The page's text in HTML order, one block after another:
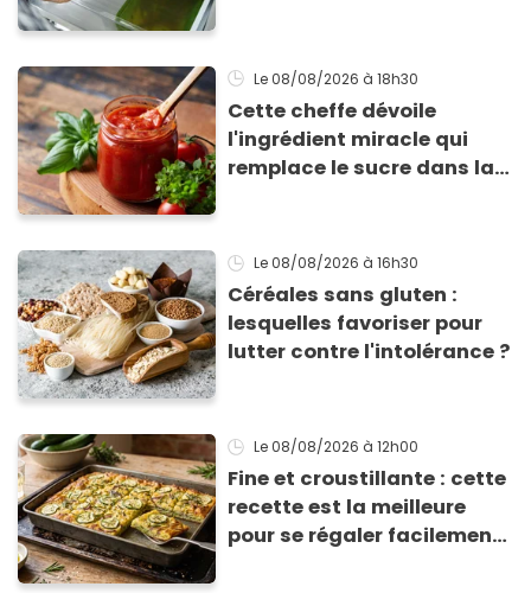
Le 08/08/2026 à 18h30
Cette cheffe dévoile
l'ingrédient miracle qui
remplace le sucre dans la
Le 08/08/2026 à 16h30
Céréales sans gluten :
lesquelles favoriser pour
lutter contre l'intolérance ?
Le 08/08/2026 à 12h00
Fine et croustillante : cette
recette est la meilleure
pour se régaler facilement